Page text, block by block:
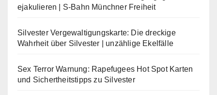
ejakulieren | S-Bahn Münchner Freiheit
Silvester Vergewaltigungskarte: Die dreckige
Wahrheit über Silvester | unzählige Ekelfälle
Sex Terror Warnung: Rapefugees Hot Spot Karten
und Sichertheitstipps zu Silvester